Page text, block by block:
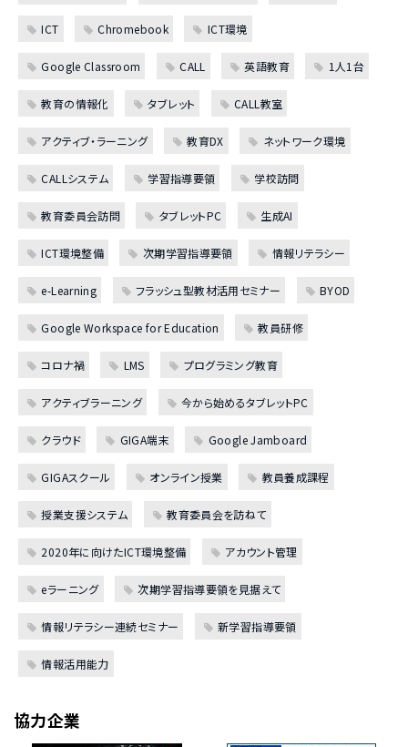
ICT Chromebook ICT環境
Google Classroom CALL 英語教育 1人1台
教育の情報化 タブレット CALL教室
アクティブ・ラーニング 教育DX ネットワーク環境
CALLシステム 学習指導要領 学校訪問
教育委員会訪問 タブレットPC 生成AI
ICT環境整備 次期学習指導要領 情報リテラシー
e-Learning フラッシュ型教材活用セミナー BYOD
Google Workspace for Education 教員研修
コロナ禍 LMS プログラミング教育
アクティブラーニング 今から始めるタブレットPC
クラウド GIGA端末 Google Jamboard
GIGAスクール オンライン授業 教員養成課程
授業支援システム 教育委員会を訪ねて
2020年に向けたICT環境整備 アカウント管理
eラーニング 次期学習指導要領を見据えて
情報リテラシー連続セミナー 新学習指導要領
情報活用能力
協力企業